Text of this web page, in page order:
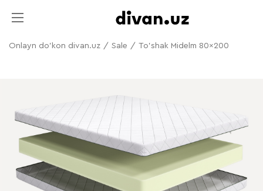
Onlayn do'kon divan.uz / Sale / To'shak Midelm 80x200